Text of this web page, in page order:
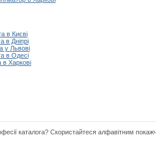
в Києві
в Дніпрі
у Львові
в Одесі
в Харкові
каталога? Скористайтеся алфавітним